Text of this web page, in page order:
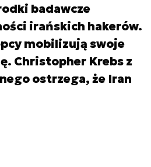
badawcze
irańskich hakerów.
mobilizują swoje
Christopher Krebs z
ostrzega, że Iran